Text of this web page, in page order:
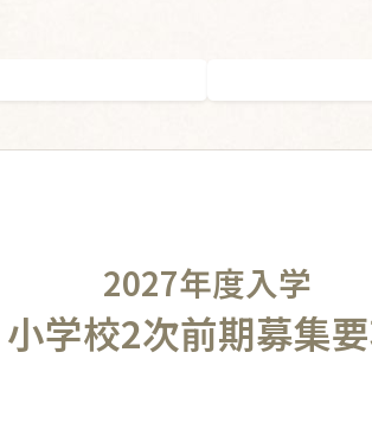
2027年度入学
小学校2次前期募集